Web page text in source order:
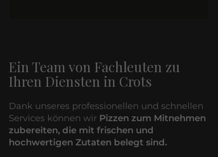
Ein Team von Fachleuten zu
Ihren Diensten in Crots
Dank unseres professionellen und schnellen
Services können wir Pizzen zum Mitnehmen
zubereiten, die mit frischen und
hochwertigen Zutaten belegt sind.